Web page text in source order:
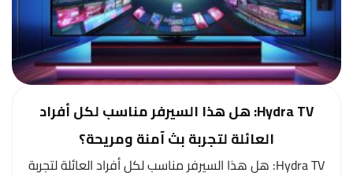
Hydra TV: هل هذا السيرفر مناسب لكل أفراد
العائلة لتجربة بث آمنة ومريحة؟
Hydra TV: هل هذا السيرفر مناسب لكل أفراد العائلة لتجربة